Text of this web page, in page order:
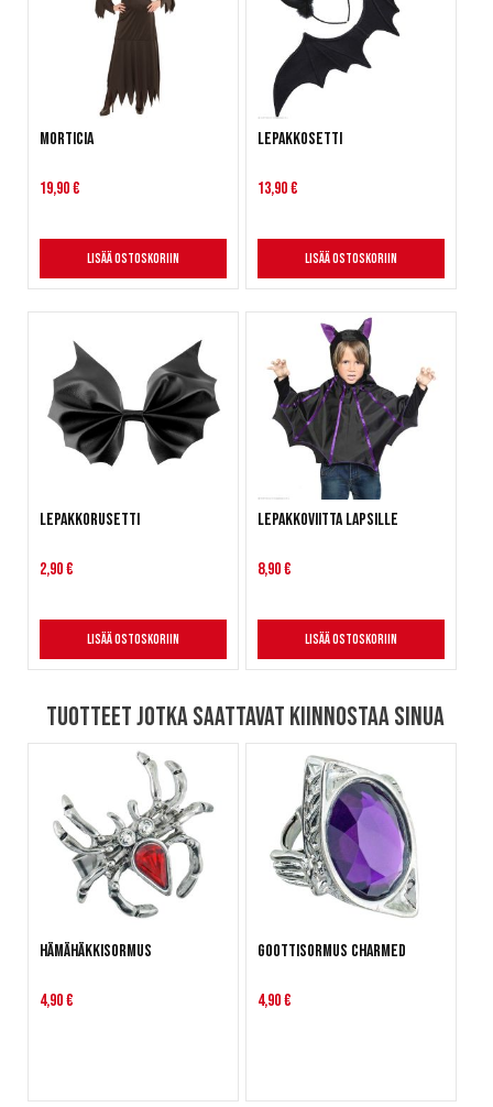
Morticia
19,90 €
Lisää ostoskoriin
Lepakkosetti
13,90 €
Lisää ostoskoriin
Lepakkorusetti
2,90 €
Lisää ostoskoriin
Lepakkoviitta lapsille
8,90 €
Lisää ostoskoriin
Tuotteet jotka saattavat kiinnostaa sinua
Hämähäkkisormus
4,90 €
Goottisormus Charmed
4,90 €